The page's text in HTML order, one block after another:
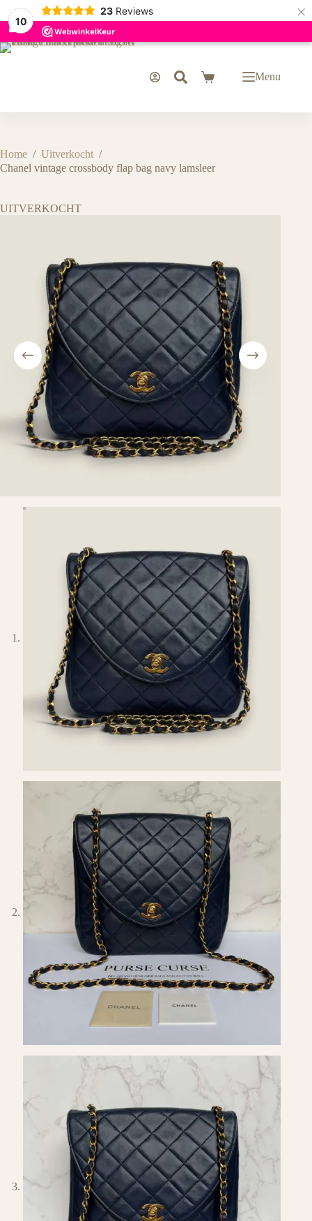
10
23 Reviews ×
Ga
WinkelwagenMenu
Home / Uitverkocht /
Chanel vintage crossbody flap bag navy lamsleer
UITVERKOCHT